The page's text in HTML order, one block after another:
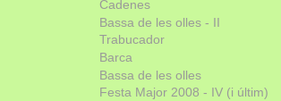
Cadenes
Bassa de les olles - II
Trabucador
Barca
Bassa de les olles
Festa Major 2008 - IV (i últim)